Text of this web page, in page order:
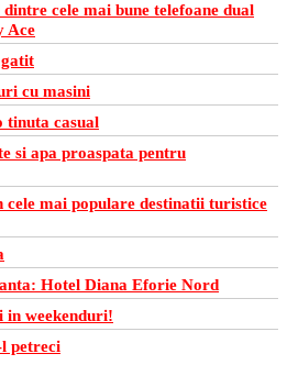
cele mai bune telefoane dual
Ace
cu masini
casual
si apa proaspata pentru
cele mai populare destinatii turistice
Hotel Diana Eforie Nord
in weekenduri!
l petreci